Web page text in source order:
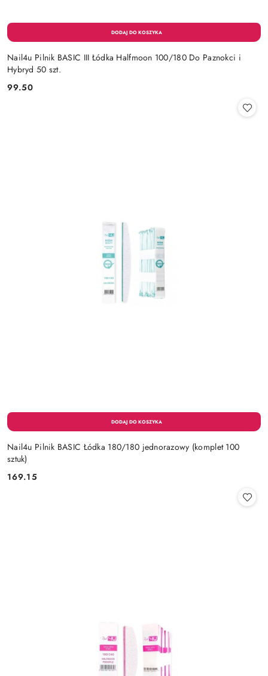
Nail4u Pilnik BASIC III Łódka Halfmoon 100/180 Do Paznokci i
Hybryd 50 szt.
Cena:
99.50
Nail4u Pilnik BASIC Łódka 180/180 jednorazowy (komplet 100
sztuk)
Cena:
169.15